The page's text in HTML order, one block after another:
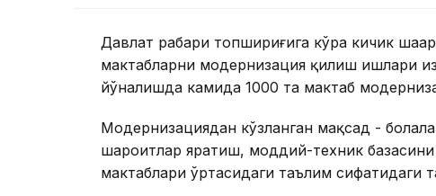
Давлат раҳбари топшириғига кўра кичик
мактабларни модернизация қилиш ишлари
йўналишда камида 1000 та мактаб
Модернизациядан кўзланган мақсад -
шароитлар яратиш, моддий-техник
мактаблари ўртасидаги таълим сифатидаги